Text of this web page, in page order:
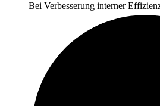
Bei Verbesserung interner